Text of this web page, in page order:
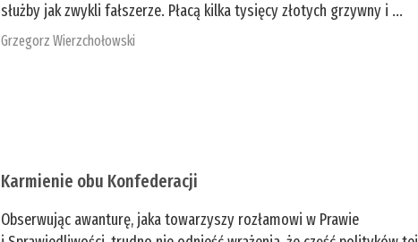
służby jak zwykli fałszerze. Płacą kilka tysięcy złotych grzywny i ...
Grzegorz Wierzchołowski
Karmienie obu Konfederacji
Obserwując awanturę, jaka towarzyszy rozłamowi w Prawie